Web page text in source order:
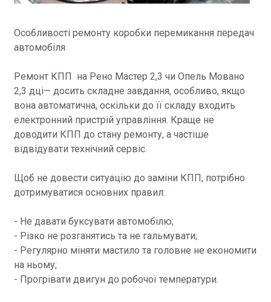
Особливості ремонту коробки перемикання передач
автомобіля
Ремонт КПП на Рено Мастер 2,3 чи Опель Мовано
2,3 дці— досить складне завдання, особливо, якщо
вона автоматична, оскільки до її складу входить
електронний пристрій управління. Краще не
доводити КПП до стану ремонту, а частіше
відвідувати технічний сервіс.
Щоб не довести ситуацію до заміни КПП, потрібно
дотримуватися основних правил:
- Не давати буксувати автомобілю;
- Різко не розганятись та не гальмувати;
- Регулярно міняти мастило та головне не економити
на ньому;
- Прогрівати двигун до робочої температури.